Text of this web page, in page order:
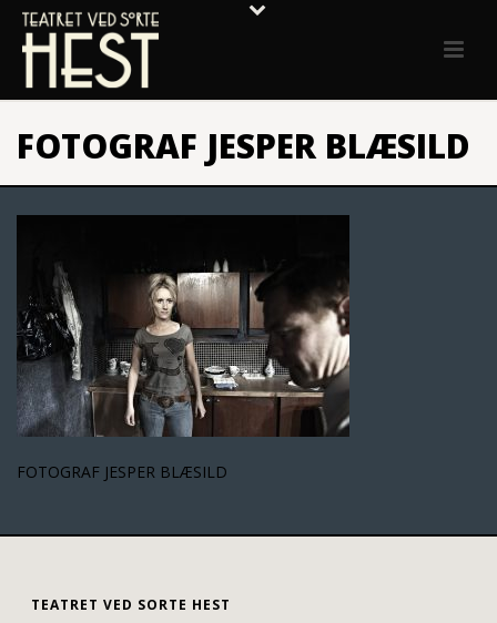
FOTOGRAF JESPER BLÆSILD
FOTOGRAF JESPER BLÆSILD
TEATRET VED SORTE HEST